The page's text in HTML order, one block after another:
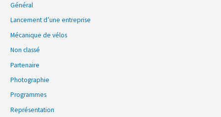
Général
Lancement d’une entreprise
Mécanique de vélos
Non classé
Partenaire
Photographie
Programmes
Représentation